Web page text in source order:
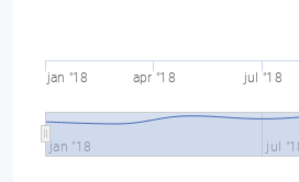
jan "18 apr "18 jul "18
jan "18 jul